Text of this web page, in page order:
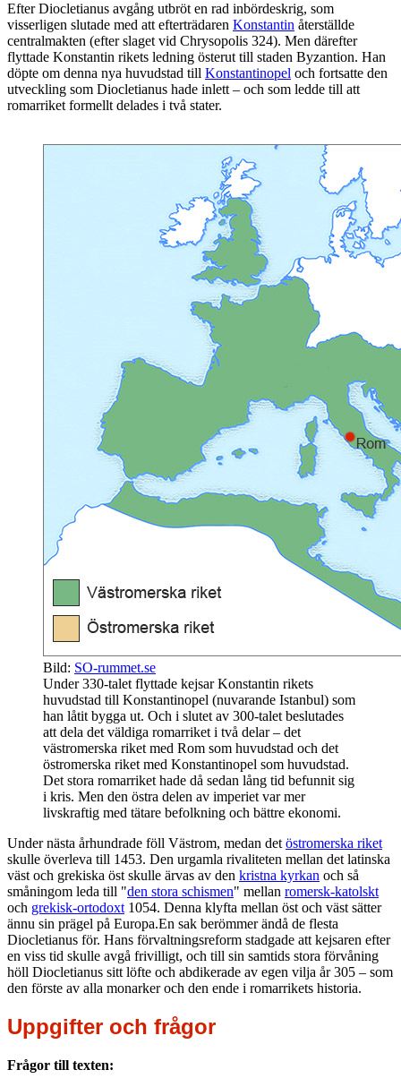
Efter Diocletianus avgång utbröt en rad inbördeskrig, som
visserligen slutade med att efterträdaren Konstantin återställde
centralmakten (efter slaget vid Chrysopolis 324). Men därefter
flyttade Konstantin rikets ledning österut till staden Byzantion. Han
döpte om denna nya huvudstad till Konstantinopel och fortsatte den
utveckling som Diocletianus hade inlett – och som ledde till att
romarriket formellt delades i två stater.
Bild: SO-rummet.se
Under 330-talet flyttade kejsar Konstantin rikets
huvudstad till Konstantinopel (nuvarande Istanbul) som
han låtit bygga ut. Och i slutet av 300-talet beslutades
att dela det väldiga romarriket i två delar – det
västromerska riket med Rom som huvudstad och det
östromerska riket med Konstantinopel som huvudstad.
Det stora romarriket hade då sedan lång tid befunnit sig
i kris. Men den östra delen av imperiet var mer
livskraftig med tätare befolkning och bättre ekonomi.
Under nästa århundrade föll Västrom, medan det östromerska riket
skulle överleva till 1453. Den urgamla rivaliteten mellan det latinska
väst och grekiska öst skulle ärvas av den kristna kyrkan och så
småningom leda till "den stora schismen" mellan romersk-katolskt
och grekisk-ortodoxt 1054. Denna klyfta mellan öst och väst sätter
ännu sin prägel på Europa.En sak berömmer ändå de flesta
Diocletianus för. Hans förvaltningsreform stadgade att kejsaren efter
en viss tid skulle avgå frivilligt, och till sin samtids stora förvåning
höll Diocletianus sitt löfte och abdikerade av egen vilja år 305 – som
den förste av alla monarker och den ende i romarrikets historia.
Uppgifter och frågor
Frågor till texten: